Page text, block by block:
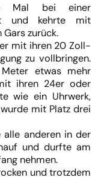
Mal bei einer
und kehrte mit
zurück.
mit ihren 20 Zoll-
zu vollbringen.
etwas mehr
ihren 24er oder
wie ein Uhrwerk,
mit Platz drei
anderen in der
und durfte am
nehmen.
und trotzdem